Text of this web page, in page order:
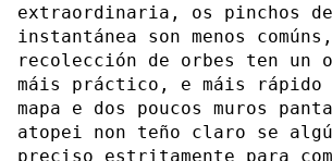
extraordinaria, os pinchos
instantánea son menos
recolección de orbes ten un
máis práctico, e máis rápido
mapa e dos poucos muros
atopei non teño claro se
preciso estritamente para